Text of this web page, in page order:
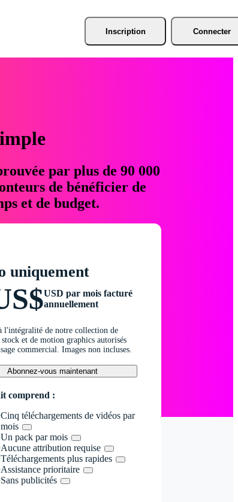
Inscription Connecter
par plus de 90 000
de bénéficier de
et de budget.
uniquement
USD par mois facturé
annuellement
l'intégralité de notre collection de
stock et de motion graphics autorisés
commercial. Images non incluses.
Abonnez-vous maintenant
comprend :
Cinq téléchargements de vidéos par
mois
Un pack par mois
Aucune attribution requise
Téléchargements plus rapides
Assistance prioritaire
Sans publicités